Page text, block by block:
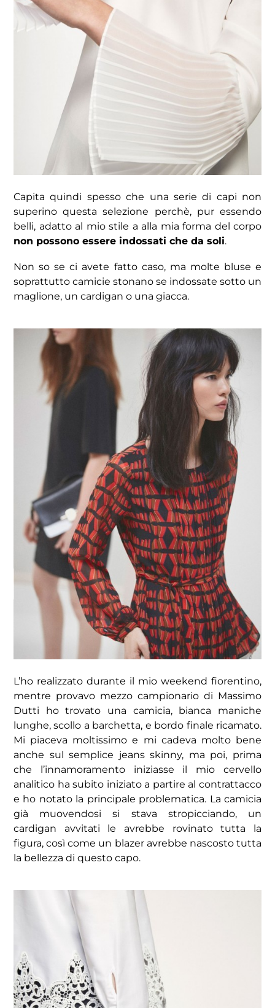
Capita quindi spesso che una serie di capi non
superino questa selezione perchè, pur essendo
belli, adatto al mio stile a alla mia forma del corpo
non possono essere indossati che da soli.
Non so se ci avete fatto caso, ma molte bluse e
soprattutto camicie stonano se indossate sotto un
maglione, un cardigan o una giacca.
L’ho realizzato durante il mio weekend fiorentino,
mentre provavo mezzo campionario di Massimo
Dutti ho trovato una camicia, bianca maniche
lunghe, scollo a barchetta, e bordo finale ricamato.
Mi piaceva moltissimo e mi cadeva molto bene
anche sul semplice jeans skinny, ma poi, prima
che l’innamoramento iniziasse il mio cervello
analitico ha subito iniziato a partire al contrattacco
e ho notato la principale problematica. La camicia
già muovendosi si stava stropicciando, un
cardigan avvitati le avrebbe rovinato tutta la
figura, così come un blazer avrebbe nascosto tutta
la bellezza di questo capo.